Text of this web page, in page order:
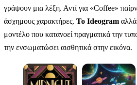
γράψουν μια λέξη. Αντί για «Coffee»
άσχημους χαρακτήρες. Το Ideogram
μοντέλο που κατανοεί πραγματικά την
την ενσωματώσει αισθητικά στην εικόνα.